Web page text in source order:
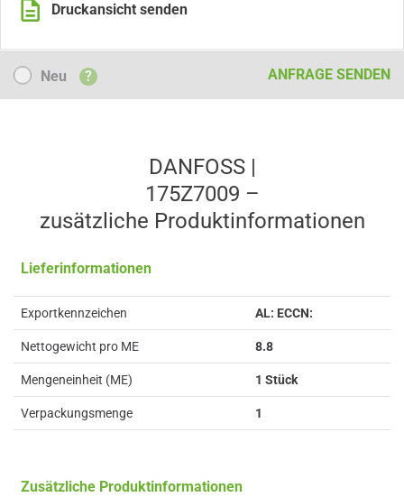
Druckansicht senden
NeuNeu ? ANFRAGE SENDEN
DANFOSS |
175Z7009 –
zusätzliche Produkt­informationen
Lieferinformationen
Exportkennzeichen AL: ECCN:
Nettogewicht pro ME 8.8
Mengeneinheit (ME) 1 Stück
Verpackungsmenge 1
Zusätzliche Produktinformationen